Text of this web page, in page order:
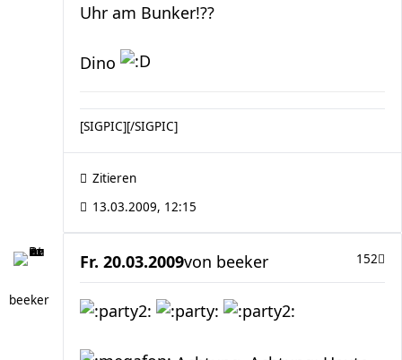
Uhr am Bunker!??
Dino
[SIGPIC][/SIGPIC]
Zitieren
13.03.2009, 12:15
beeker
Fr. 20.03.2009 152
von beeker